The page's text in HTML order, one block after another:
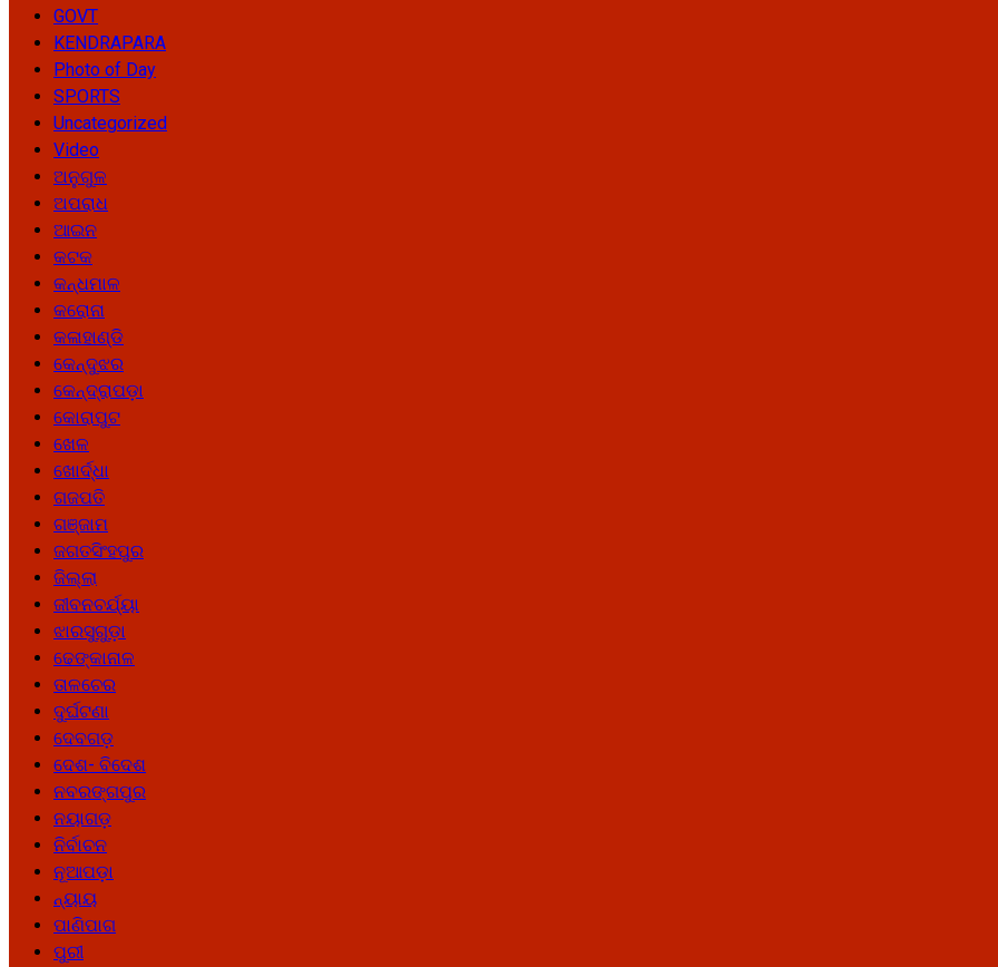
GOVT
KENDRAPARA
Photo of Day
SPORTS
Uncategorized
Video
ଅନୁଗୁଳ
ଅପରାଧ
ଆଇନ
କଟକ
କନ୍ଧମାଳ
କରୋନା
କଳାହାଣ୍ଡି
କେନ୍ଦୁଝର
କେନ୍ଦ୍ରାପଡ଼ା
କୋରାପୁଟ
ଖେଳ
ଖୋର୍ଦ୍ଧା
ଗଜପତି
ଗଞ୍ଜାମ
ଜଗତସିଂହପୁର
ଜିଲ୍ଲା
ଜୀବନଚର୍ଯ୍ୟା
ଝାରସୁଗୁଡ଼ା
ଢେଙ୍କାନାଳ
ତାଳଚେର
ଦୁର୍ଘଟଣା
ଦେବଗଡ଼
ଦେଶ- ବିଦେଶ
ନବରଙ୍ଗପୁର
ନୟାଗଡ଼
ନିର୍ବାଚନ
ନୂଆପଡ଼ା
ନ୍ୟାୟ
ପାଣିପାଗ
ପୁରୀ